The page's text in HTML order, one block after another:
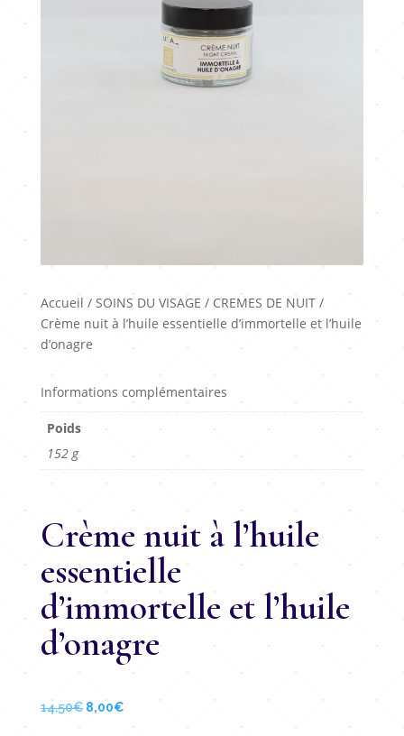
Accueil/ SOINS DU VISAGE / CREMES DE NUIT/
Crème nuit à l’huile essentielle d’immortelle et l’huile
d’onagre
Informations complémentaires
Poids
152 g
Crème nuit à l’huile
essentielle
d’immortelle et l’huile
d’onagre
14,50€ Le
8,00€Le
prix